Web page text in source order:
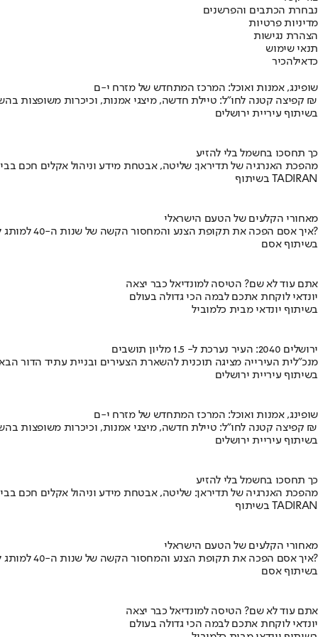
נבחרת הכתבים והפרשנים
מדיניות פרטיות
הצהרת נגישות
תנאי שימוש
כדאילהכיר
שופינג, אמנות ואוכל: המרכז המתחדש של מזרח י-ם
קפיצה קטנה לחו"ל: טיילת חדשה, מיצגי אמנות, וכיכרות משופצות בהשקעה של 100 מיליון ₪
בשיתוף עיריית ירושלים
כך תחסכו בחשמל בלי להזיע
מהפכת האנרגיה של תדיראן: שליטה, אבטחת מידע וניהול אקלים חכם
בשיתוף TADIRAN
מאחורי הקלעים של הטעם הישראלי
איך אסם הפכה את תקופת הצנע והמחסור הקשה של שנות ה-40 למותג לאומי?
בשיתוף אסם
אתם עוד לא שם? הטיסה למונדיאל כבר יצאה
יונדאי לוקחת אתכם לבמה הכי גדולה בעולם
בשיתוף יונדאי מבית כלמוביל
ירושלים 2040: העיר נערכת ל- 1.5 מליון תושבים
מנכ"לית העירייה מציגה תוכנית להשארת הצעירים ובניית עתיד הדור
בשיתוף עיריית ירושלים
שופינג, אמנות ואוכל: המרכז המתחדש של מזרח י-ם
קפיצה קטנה לחו"ל: טיילת חדשה, מיצגי אמנות, וכיכרות משופצות בהשקעה של 100 מיליון ₪
בשיתוף עיריית ירושלים
כך תחסכו בחשמל בלי להזיע
מהפכת האנרגיה של תדיראן: שליטה, אבטחת מידע וניהול אקלים חכם
בשיתוף TADIRAN
מאחורי הקלעים של הטעם הישראלי
איך אסם הפכה את תקופת הצנע והמחסור הקשה של שנות ה-40 למותג לאומי?
בשיתוף אסם
אתם עוד לא שם? הטיסה למונדיאל כבר יצאה
יונדאי לוקחת אתכם לבמה הכי גדולה בעולם